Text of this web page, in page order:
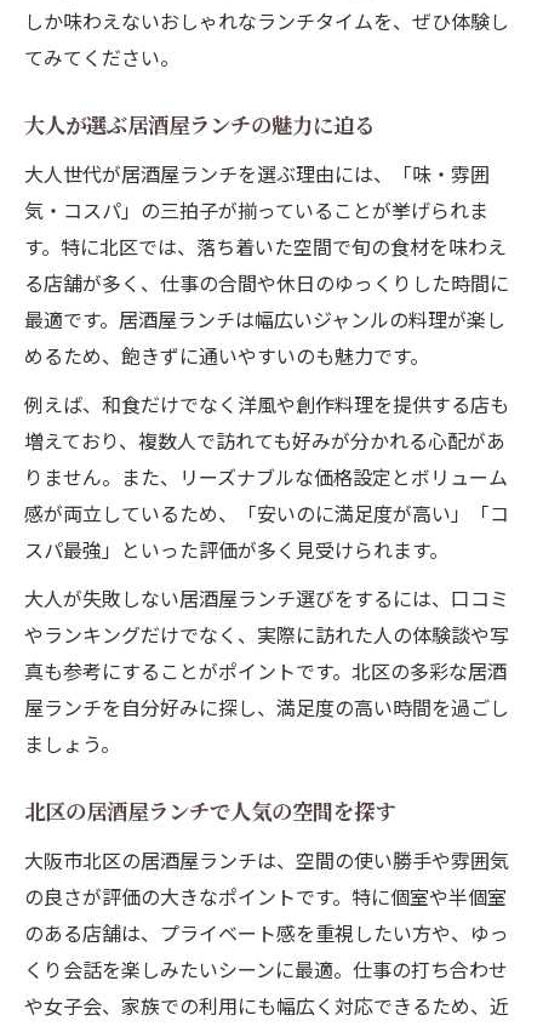
しか味わえないおしゃれなランチタイムを、ぜひ体験し
てみてください。
大人が選ぶ居酒屋ランチの魅力に迫る
大人世代が居酒屋ランチを選ぶ理由には、「味・雰囲
気・コスパ」の三拍子が揃っていることが挙げられま
す。特に北区では、落ち着いた空間で旬の食材を味わえ
る店舗が多く、仕事の合間や休日のゆっくりした時間に
最適です。居酒屋ランチは幅広いジャンルの料理が楽し
めるため、飽きずに通いやすいのも魅力です。
例えば、和食だけでなく洋風や創作料理を提供する店も
増えており、複数人で訪れても好みが分かれる心配があ
りません。また、リーズナブルな価格設定とボリューム
感が両立しているため、「安いのに満足度が高い」「コ
スパ最強」といった評価が多く見受けられます。
大人が失敗しない居酒屋ランチ選びをするには、口コミ
やランキングだけでなく、実際に訪れた人の体験談や写
真も参考にすることがポイントです。北区の多彩な居酒
屋ランチを自分好みに探し、満足度の高い時間を過ごし
ましょう。
北区の居酒屋ランチで人気の空間を探す
大阪市北区の居酒屋ランチは、空間の使い勝手や雰囲気
の良さが評価の大きなポイントです。特に個室や半個室
のある店舗は、プライベート感を重視したい方や、ゆっ
くり会話を楽しみたいシーンに最適。仕事の打ち合わせ
や女子会、家族での利用にも幅広く対応できるため、近